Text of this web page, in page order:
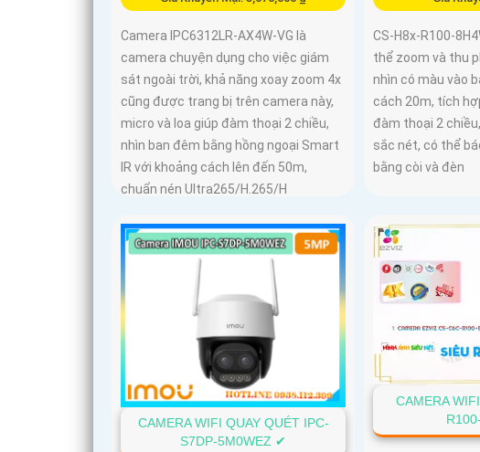
Camera IPC6312LR-AX4W-VG là
camera chuyện dụng cho việc giám
sát ngoài trời, khả năng xoay zoom 4x
cũng được trang bị trên camera này,
micro và loa giúp đàm thoại 2 chiều,
nhìn ban đêm bằng hồng ngoại Smart
IR với khoảng cách lên đến 50m,
chuẩn nén Ultra265/H.265/H
CS-H8x-R100-
thể zoom và thu
nhìn có màu vào
cách 20m, tích
đàm thoại 2
sắc nét, có thể
bằng còi và đèn
CAMERA WIFI QUAY QUÉT IPC-
S7DP-5M0WEZ ✔
CAMERA